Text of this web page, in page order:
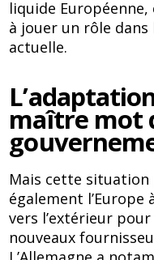
liquide
à jouer un rôle dans
actuelle.
maître mot
Mais cette situation
également l’Europe
vers l’extérieur
nouveaux